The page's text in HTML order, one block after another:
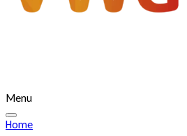
Menu
Home